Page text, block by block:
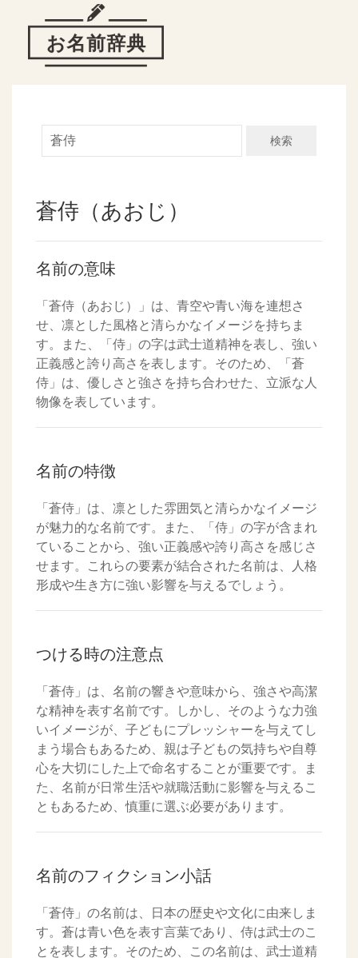
検索
蒼侍（あおじ）
名前の意味
「蒼侍（あおじ）」は、青空や青い海を連想さ
せ、凛とした風格と清らかなイメージを持ちま
す。また、「侍」の字は武士道精神を表し、強い
正義感と誇り高さを表します。そのため、「蒼
侍」は、優しさと強さを持ち合わせた、立派な人
物像を表しています。
名前の特徴
「蒼侍」は、凛とした雰囲気と清らかなイメージ
が魅力的な名前です。また、「侍」の字が含まれ
ていることから、強い正義感や誇り高さを感じさ
せます。これらの要素が結合された名前は、人格
形成や生き方に強い影響を与えるでしょう。
つける時の注意点
「蒼侍」は、名前の響きや意味から、強さや高潔
な精神を表す名前です。しかし、そのような力強
いイメージが、子どもにプレッシャーを与えてし
まう場合もあるため、親は子どもの気持ちや自尊
心を大切にした上で命名することが重要です。ま
た、名前が日常生活や就職活動に影響を与えるこ
ともあるため、慎重に選ぶ必要があります。
名前のフィクション小話
「蒼侍」の名前は、日本の歴史や文化に由来しま
す。蒼は青い色を表す言葉であり、侍は武士のこ
とを表します。そのため、この名前は、武士道精